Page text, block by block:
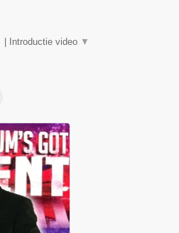
Introductie video ▼